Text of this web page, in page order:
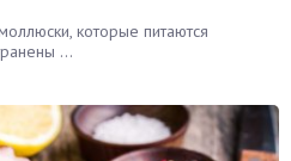
которые питаются
...